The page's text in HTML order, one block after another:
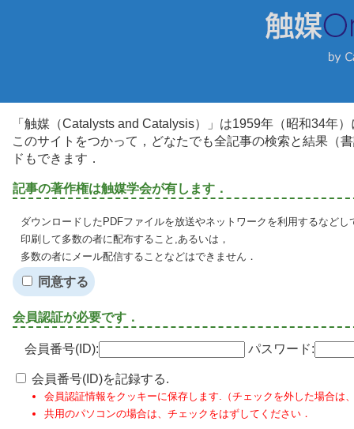
「触媒（Catalysts and Catalysis）」は1959年（昭和34年
このサイトをつかって，どなたでも全記事の検索と結果（
ドもできます．
記事の著作権は触媒学会が有します．
ダウンロードしたPDFファイルを放送やネットワークを利用するなど
印刷して多数の者に配布すること,あるいは，
多数の者にメール配信することなどはできません．
同意する
会員認証が必要です．
会員番号(ID): パスワード:
会員番号(ID)を記録する.
会員認証情報をクッキーに保存します.（チェックを外した場合は
共用のパソコンの場合は、チェックをはずしてください．